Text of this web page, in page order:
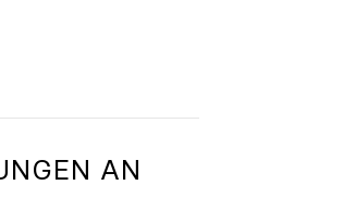
AN U